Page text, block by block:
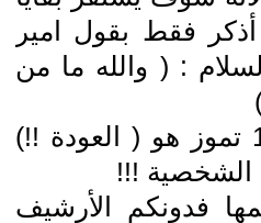
فقط بقول امير
: ( والله ما من
و آخر مسمار يدق في نعش ثورة 14 تموز هو ( العودة !!)
الشخصية !!!
وزعيمها فدونكم الأرشيف